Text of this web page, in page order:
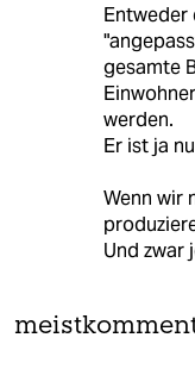
Entweder
gesamte
werden.
Er ist ja
Wenn wir
Und zwar